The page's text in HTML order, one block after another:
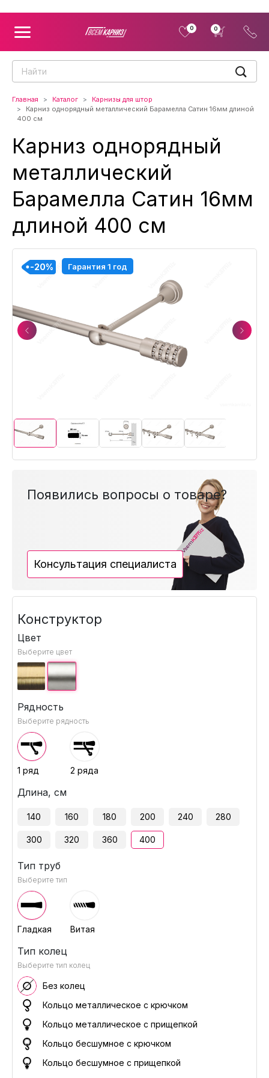
0 0
Главная Каталог
Карнизы для штор
Карниз однорядный металлический Барамелла Сатин 16мм длиной
400 см
Карниз однорядный
металлический
Барамелла Сатин 16мм
длиной 400 см
Previous
-20% Гарантия 1 год
-20%
-20%
-20%
-20%
-20%
-20%
-20%
-20%
Next
Появились вопросы о товаре?
Консультация специалиста
Конструктор
Цвет
Выберите цвет
Рядность
Выберите рядность
1 ряд 2 ряда
Длина, см
140 160 180 200 240 280
300 320 360 400
Тип труб
Выберите тип
Гладкая Витая
Тип колец
Выберите тип колец
Без колец
Кольцо металлическое с крючком
Кольцо металлическое с прищепкой
Кольцо бесшумное с крючком
Кольцо бесшумное с прищепкой